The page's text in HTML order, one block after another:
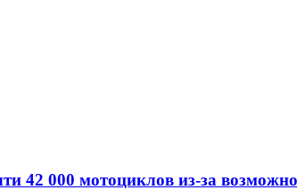
42 000 мотоциклов из-за